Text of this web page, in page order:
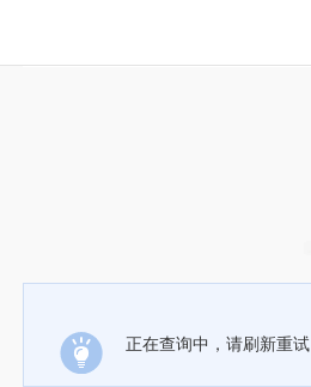
正在查询中，请刷新重试